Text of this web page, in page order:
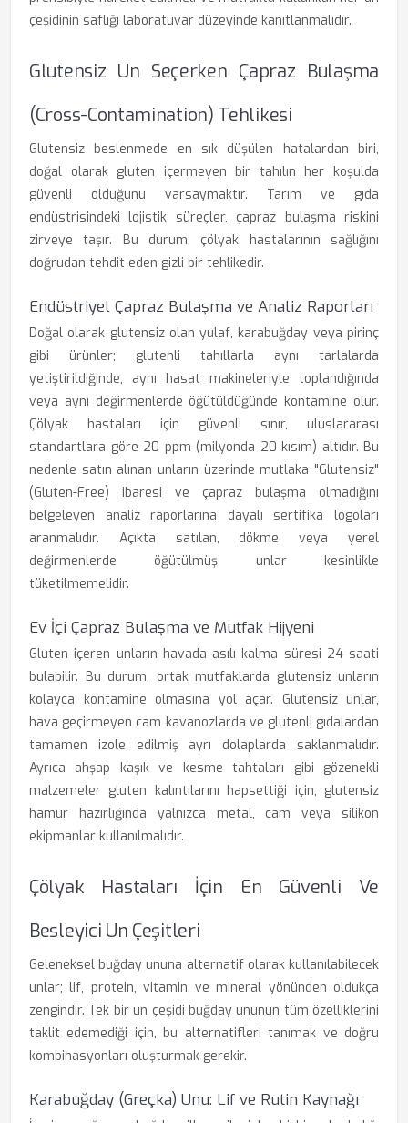
çeşidinin saflığı laboratuvar düzeyinde kanıtlanmalıdır.
Glutensiz Un Seçerken Çapraz Bulaşma
(Cross-Contamination) Tehlikesi
Glutensiz beslenmede en sık düşülen hatalardan biri,
doğal olarak gluten içermeyen bir tahılın her koşulda
güvenli olduğunu varsaymaktır. Tarım ve gıda
endüstrisindeki lojistik süreçler, çapraz bulaşma riskini
zirveye taşır. Bu durum, çölyak hastalarının sağlığını
doğrudan tehdit eden gizli bir tehlikedir.
Endüstriyel Çapraz Bulaşma ve Analiz Raporları
Doğal olarak glutensiz olan yulaf, karabuğday veya pirinç
gibi ürünler; glutenli tahıllarla aynı tarlalarda
yetiştirildiğinde, aynı hasat makineleriyle toplandığında
veya aynı değirmenlerde öğütüldüğünde kontamine olur.
Çölyak hastaları için güvenli sınır, uluslararası
standartlara göre 20 ppm (milyonda 20 kısım) altıdır. Bu
nedenle satın alınan unların üzerinde mutlaka "Glutensiz"
(Gluten-Free) ibaresi ve çapraz bulaşma olmadığını
belgeleyen analiz raporlarına dayalı sertifika logoları
aranmalıdır. Açıkta satılan, dökme veya yerel
değirmenlerde öğütülmüş unlar kesinlikle
tüketilmemelidir.
Ev İçi Çapraz Bulaşma ve Mutfak Hijyeni
Gluten içeren unların havada asılı kalma süresi 24 saati
bulabilir. Bu durum, ortak mutfaklarda glutensiz unların
kolayca kontamine olmasına yol açar. Glutensiz unlar,
hava geçirmeyen cam kavanozlarda ve glutenli gıdalardan
tamamen izole edilmiş ayrı dolaplarda saklanmalıdır.
Ayrıca ahşap kaşık ve kesme tahtaları gibi gözenekli
malzemeler gluten kalıntılarını hapsettiği için, glutensiz
hamur hazırlığında yalnızca metal, cam veya silikon
ekipmanlar kullanılmalıdır.
Çölyak Hastaları İçin En Güvenli Ve
Besleyici Un Çeşitleri
Geleneksel buğday ununa alternatif olarak kullanılabilecek
unlar; lif, protein, vitamin ve mineral yönünden oldukça
zengindir. Tek bir un çeşidi buğday ununun tüm özelliklerini
taklit edemediği için, bu alternatifleri tanımak ve doğru
kombinasyonları oluşturmak gerekir.
Karabuğday (Greçka) Unu: Lif ve Rutin Kaynağı